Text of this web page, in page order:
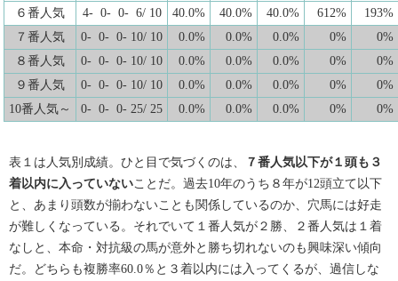
６番人気
4- 0- 0- 6/ 10 40.0% 40.0% 40.0% 612%
193%
７番人気
0- 0- 0- 10/ 10 0.0% 0.0% 0.0% 0%
0%
８番人気
0- 0- 0- 10/ 10 0.0% 0.0% 0.0% 0%
0%
９番人気
0- 0- 0- 10/ 10 0.0% 0.0% 0.0% 0%
0%
10番人気～
0- 0- 0- 25/ 25 0.0% 0.0% 0.0% 0% 0%
表１は人気別成績。ひと目で気づくのは、
７番人気以下が１頭も３
着以内に入っていないことだ。過去10年のうち８年が12頭立て以下
と、あまり頭数が揃わないことも関係しているのか、穴馬には好走
が難しくなっている。それでいて１番人気が２勝、２番人気は１着
なしと、本命・対抗級の馬が意外と勝ち切れないのも興味深い傾向
だ。どちらも複勝率60.0％と３着以内には入ってくるが、過信しな